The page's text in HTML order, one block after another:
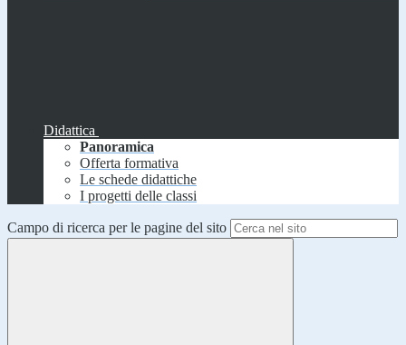
Didattica
Panoramica
Offerta formativa
Le schede didattiche
I progetti delle classi
Campo di ricerca per le pagine del sito